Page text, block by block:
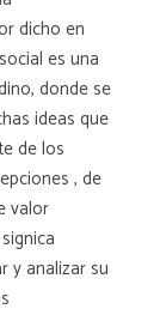
dicho en
es una
donde se
ideas que
de los
, de
valor
y analizar su